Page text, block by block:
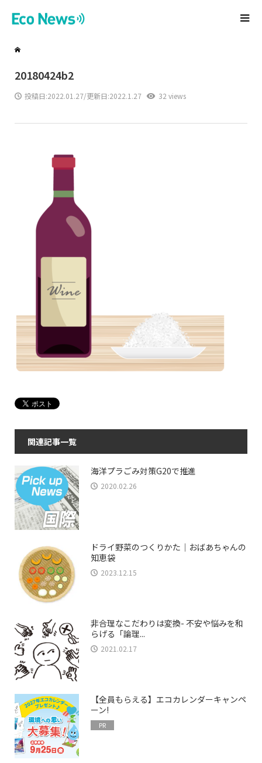
20180424b2
投稿日:2022.01.27/更新日:2022.1.27 32 views
関連記事一覧
海洋プラごみ対策G20で推進
2020.02.26
ドライ野菜のつくりかた｜おばあちゃんの
知恵袋
2023.12.15
非合理なこだわりは変換- 不安や悩みを和
らげる「論理...
2021.02.17
【全員もらえる】エコカレンダーキャンペ
ーン!
PR